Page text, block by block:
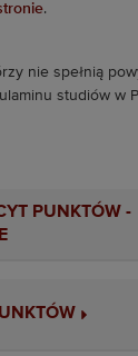
.
nie spełnią
studiów w
PUNKTÓW -